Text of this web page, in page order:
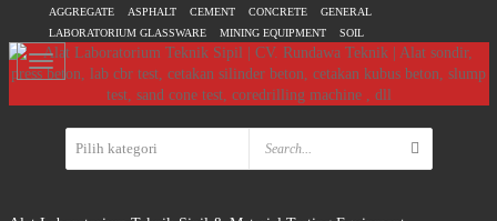
AGGREGATE ASPHALT CEMENT CONCRETE
GENERAL
LABORATORIUM GLASSWARE
MINING EQUIPMENT SOIL